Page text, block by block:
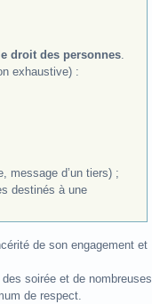
droit des personnes.
exhaustive) :
message d’un tiers) ;
destinés à une
de son engagement et
soirée et de nombreuses
de respect.